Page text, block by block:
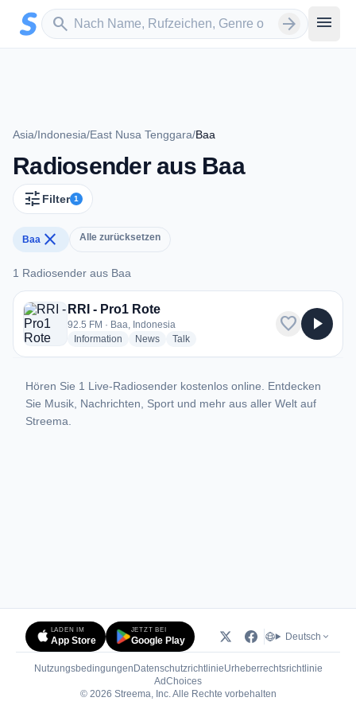
Zum Hauptinhalt springen
search
Sender suchen arrow_forward menu
Asia/Indonesia/East Nusa Tenggara/Baa
Radiosender aus Baa
tune Filter 1
Baa close Alle zurücksetzen
1 Radiosender aus Baa
1 Radiosender aus Baa
RRI - Pro1 Rote
92.5 FM · Baa, Indonesia
Information radio stations
Newsradio stations
Talkradio stations
favorite play_arrow
Hören Sie 1 Live-Radiosender kostenlos online. Entdecken
Sie Musik, Nachrichten, Sport und mehr aus aller Welt auf
Streema.
LADEN IM
App Store
JETZT BEI
Google Play Deutsch
Nutzungsbedingungen DatenschutzrichtlinieUrheberrechtsrichtlinie
AdChoices(öffnet in neuem Tab)
© 2026 Streema, Inc. Alle Rechte vorbehalten